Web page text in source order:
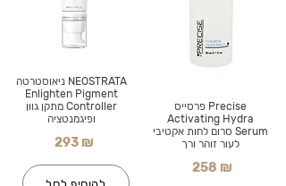
NEOSTRATA ניאוסטרטה
Enlighten Pigment
Controller מתקן גוון
ופיגמנטציה
293 ₪
Precise פרסייס
Activating Hydra
Serum סרום לחות אקטיבי
לעור זוהר ורך
258 ₪